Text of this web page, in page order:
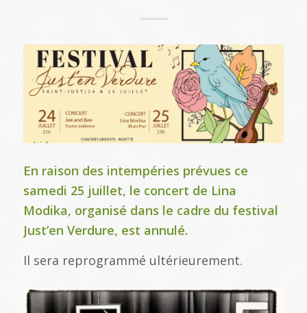
En raison des intempéries prévues ce
samedi 25 juillet, le concert de Lina
Modika, organisé dans le cadre du festival
Just’en Verdure, est annulé.
Il sera reprogrammé ultérieurement.